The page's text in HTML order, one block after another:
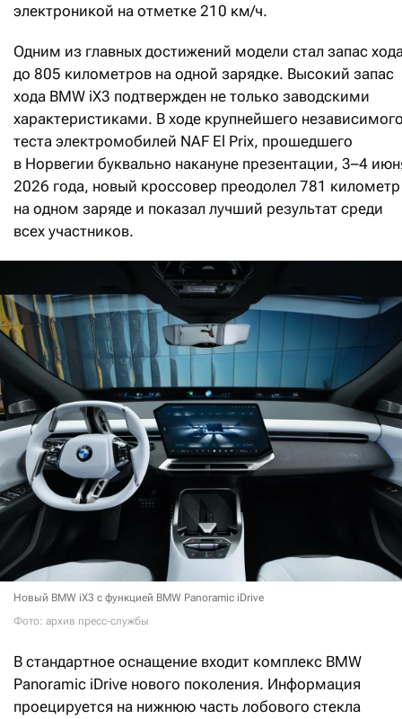
электроникой на отметке 210 км/ч.
Одним из главных достижений модели стал запас
до 805 километров на одной зарядке. Высокий запас
хода BMW iX3 подтвержден не только заводскими
характеристиками. В ходе крупнейшего
теста электромобилей NAF El Prix, прошедшего
в Норвегии буквально накануне презентации, 3–4
2026 года, новый кроссовер преодолел 781 километр
на одном заряде и показал лучший результат среди
всех участников.
Новый BMW iX3 с функцией BMW Panoramic iDrive
Фото: архив пресс-службы
В стандартное оснащение входит комплекс BMW
Panoramic iDrive нового поколения. Информация
проецируется на нижнюю часть лобового стекла